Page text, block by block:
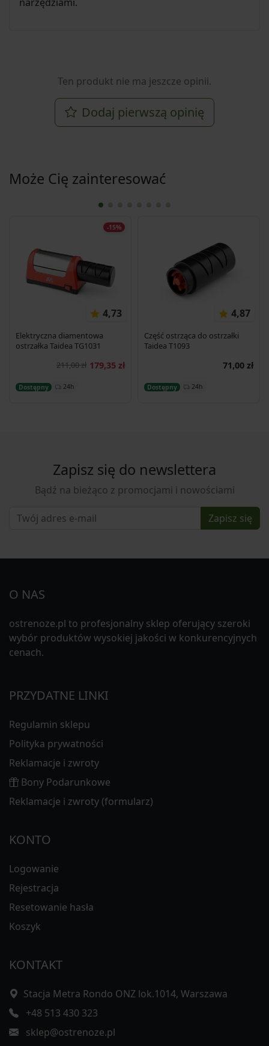
Ten produkt nie ma jeszcze opinii.
Dodaj pierwszą opinię
Może Cię zainteresować
-15%
4,73
Elektryczna diamentowa
ostrzałka Taidea TG1031
211,00 zł 179,35 zł
Dostępny 24h
Dodaj do koszyka
4,87
Część ostrząca do ostrzałki
Taidea T1093
71,00 zł
Dostępny 24h
Dodaj do koszyka
Zapisz się do newslettera
Bądź na bieżąco z promocjami i nowościami
Zapisz się
O NAS
ostrenoze.pl to profesjonalny sklep oferujący szeroki
wybór produktów wysokiej jakości w konkurencyjnych
cenach.
PRZYDATNE LINKI
Regulamin sklepu
Polityka prywatności
Reklamacje i zwroty
Bony Podarunkowe
Reklamacje i zwroty (formularz)
KONTO
Logowanie
Rejestracja
Resetowanie hasła
Koszyk
KONTAKT
Stacja Metra Rondo ONZ lok.1014, Warszawa
+48 513 430 323
sklep@ostrenoze.pl